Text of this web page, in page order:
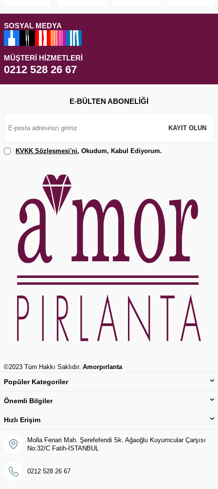
SOSYAL MEDYA
MÜŞTERI HIZMETLERI
0212 528 26 67
E-BÜLTEN ABONELIĞI
KAYIT OLUN
KVKK Sözleşmesi'ni, Okudum, Kabul Ediyorum.
©2023 Tüm Hakkı Saklıdır. Amorpırlanta
Popüler Kategoriler
Önemli Bilgiler
Hızlı Erişim
Molla Fenari Mah. Şerefefendi Sk. Ağaoğlu Kuyumcular Çarşısı
No:32/C Fatih-İSTANBUL
0212 528 26 67